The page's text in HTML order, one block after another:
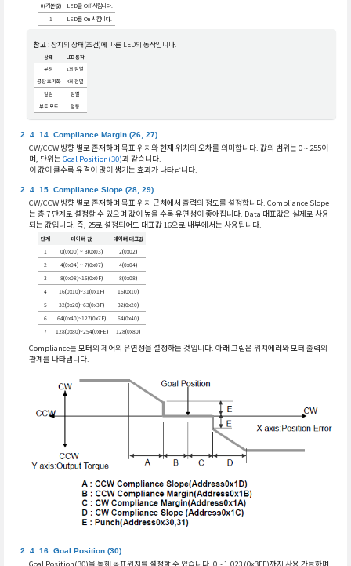
0(기본값)
LED를 Off 시킵니다.
1
LED를 On 시킵니다.
참고 : 장치의 상태(조건)에 따른 LED의 동작입니다.
상태
LED 동작
부팅
1회 점멸
공장 초기화
4회 점멸
알람
점멸
부트 모드
점등
Compliance Margin (26, 27)
CW/CCW 방향 별로 존재하며 목표 위치와 현재 위치의 오차를 의미합니다. 값의 범위는 0 ~ 255이
며, 단위는 Goal Position(30)과 같습니다.
이 값이 클수록 유격이 많이 생기는 효과가 나타납니다.
Compliance Slope (28, 29)
CW/CCW 방향 별로 존재하며 목표 위치 근처에서 출력의 정도를 설정합니다. Compliance Slope
는 총 7 단계로 설정할 수 있으며 값이 높을 수록 유연성이 좋아집니다. Data 대표값은 실제로 사용
되는 값입니다. 즉, 25로 설정되어도 대표값 16으로 내부에서는 사용됩니다.
단계 데이터 값
데이터 대표값
1
0(0x00) ~ 3(0x03)
2(0x02)
2
4(0x04) ~ 7(0x07)
4(0x04)
3
8(0x08)~15(0x0F)
8(0x08)
4
16(0x10)~31(0x1F)
16(0x10)
5
32(0x20)~63(0x3F)
32(0x20)
6
64(0x40)~127(0x7F)
64(0x40)
7
128(0x80)~254(0xFE) 128(0x80)
Compliance는 모터의 제어의 유연성을 설정하는 것입니다. 아래 그림은 위치에러와 모터 출력의
관계를 나타냅니다.
Goal Position (30)
Goal Position(30)을 통해 목표위치를 설정할 수 있습니다. 0 ~ 1,023 (0x3FF)까지 사용 가능하며